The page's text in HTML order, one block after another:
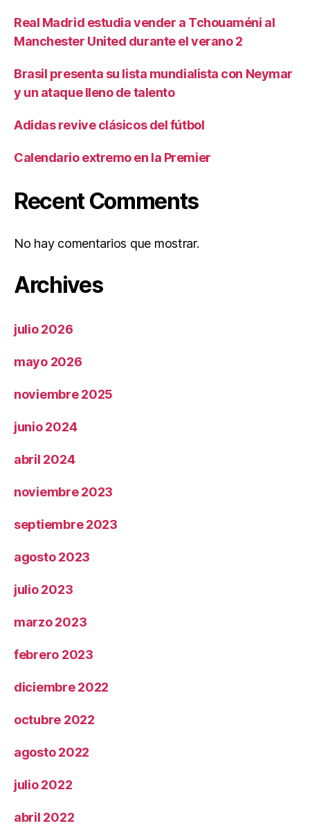
Real Madrid estudia vender a Tchouaméni al
Manchester United durante el verano 2
Brasil presenta su lista mundialista con Neymar
y un ataque lleno de talento
Adidas revive clásicos del fútbol
Calendario extremo en la Premier
Recent Comments
No hay comentarios que mostrar.
Archives
julio 2026
mayo 2026
noviembre 2025
junio 2024
abril 2024
noviembre 2023
septiembre 2023
agosto 2023
julio 2023
marzo 2023
febrero 2023
diciembre 2022
octubre 2022
agosto 2022
julio 2022
abril 2022